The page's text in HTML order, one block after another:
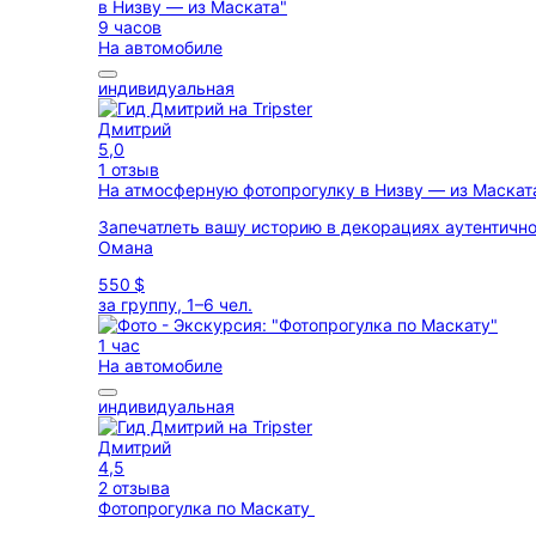
9 часов
На автомобиле
индивидуальная
Дмитрий
5,0
1 отзыв
На атмосферную фотопрогулку в Низву — из
Запечатлеть вашу историю в декорациях
Омана
550 $
за группу, 1–6 чел.
1 час
На автомобиле
индивидуальная
Дмитрий
4,5
2 отзыва
Фотопрогулка по Маскату